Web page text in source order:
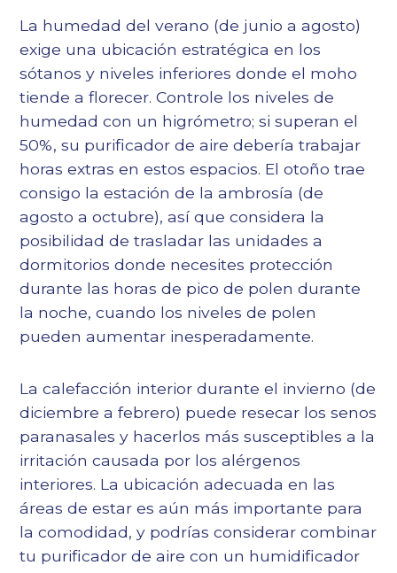
La humedad del verano (de junio a agosto)
exige una ubicación estratégica en los
sótanos y niveles inferiores donde el moho
tiende a florecer. Controle los niveles de
humedad con un higrómetro; si superan el
50%, su purificador de aire debería trabajar
horas extras en estos espacios. El otoño trae
consigo la estación de la ambrosía (de
agosto a octubre), así que considera la
posibilidad de trasladar las unidades a
dormitorios donde necesites protección
durante las horas de pico de polen durante
la noche, cuando los niveles de polen
pueden aumentar inesperadamente.
La calefacción interior durante el invierno (de
diciembre a febrero) puede resecar los senos
paranasales y hacerlos más susceptibles a la
irritación causada por los alérgenos
interiores. La ubicación adecuada en las
áreas de estar es aún más importante para
la comodidad, y podrías considerar combinar
tu purificador de aire con un humidificador